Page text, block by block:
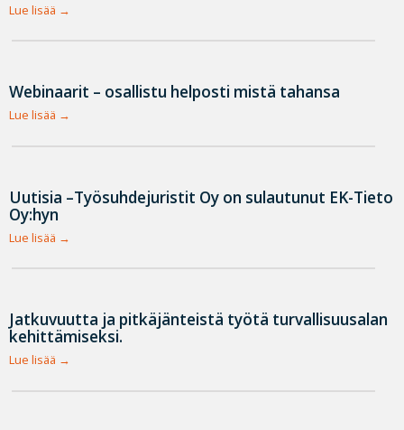
Lue lisää
Webinaarit – osallistu helposti mistä tahansa
Lue lisää
Uutisia –Työsuhdejuristit Oy on sulautunut EK-Tieto
Oy:hyn
Lue lisää
Jatkuvuutta ja pitkäjänteistä työtä turvallisuusalan
kehittämiseksi.
Lue lisää